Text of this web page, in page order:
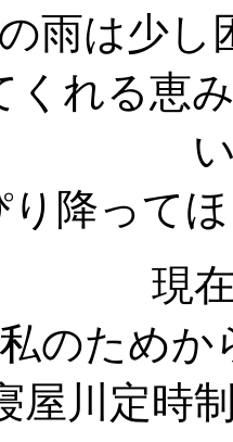
雨は少し
くれる恵
り降って
現
私のため
屋川定時